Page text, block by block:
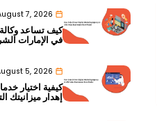
7, 2026
كيف تساعد
في الإمارات
5, 2026
كيفية اختيار
إهدار ميزانيتك